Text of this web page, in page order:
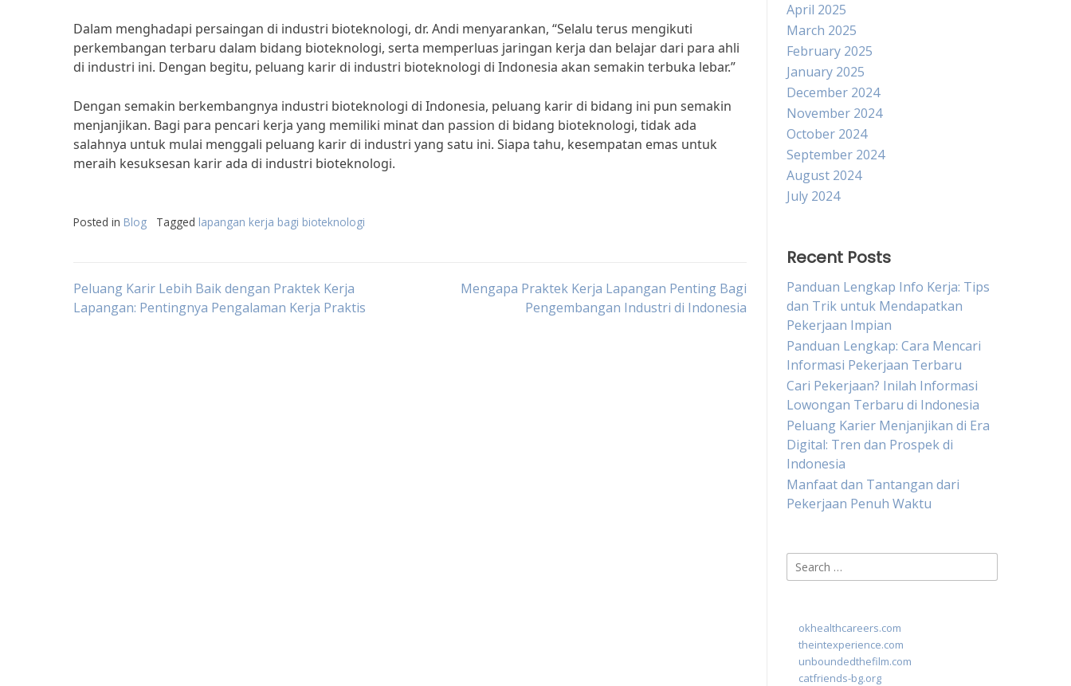
Dalam menghadapi persaingan di industri bioteknologi, dr. Andi menyarankan, “Selalu terus mengikuti
perkembangan terbaru dalam bidang bioteknologi, serta memperluas jaringan kerja dan belajar dari para ahli
di industri ini. Dengan begitu, peluang karir di industri bioteknologi di Indonesia akan semakin terbuka lebar.”
Dengan semakin berkembangnya industri bioteknologi di Indonesia, peluang karir di bidang ini pun semakin
menjanjikan. Bagi para pencari kerja yang memiliki minat dan passion di bidang bioteknologi, tidak ada
salahnya untuk mulai menggali peluang karir di industri yang satu ini. Siapa tahu, kesempatan emas untuk
meraih kesuksesan karir ada di industri bioteknologi.
Posted in Blog Tagged lapangan kerja bagi bioteknologi
Post
Peluang Karir Lebih Baik dengan Praktek Kerja
Lapangan: Pentingnya Pengalaman Kerja Praktis
Mengapa Praktek Kerja Lapangan Penting Bagi
Pengembangan Industri di Indonesia
April 2025
March 2025
February 2025
January 2025
December 2024
November 2024
October 2024
September 2024
August 2024
July 2024
Recent Posts
Panduan Lengkap Info Kerja: Tips
dan Trik untuk Mendapatkan
Pekerjaan Impian
Panduan Lengkap: Cara Mencari
Informasi Pekerjaan Terbaru
Cari Pekerjaan? Inilah Informasi
Lowongan Terbaru di Indonesia
Peluang Karier Menjanjikan di Era
Digital: Tren dan Prospek di
Indonesia
Manfaat dan Tantangan dari
Pekerjaan Penuh Waktu
Search
for:
okhealthcareers.com
theintexperience.com
unboundedthefilm.com
catfriends-bg.org